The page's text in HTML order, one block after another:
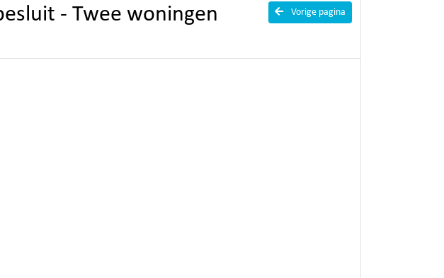
Vorige pagina
- Twee woningen